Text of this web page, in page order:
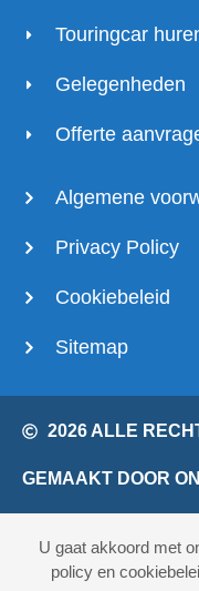
Touringcar
Gelegenheden
Offerte
Algemene
Privacy Policy
Cookiebeleid
Sitemap
2026 ALLE
GEMAAKT DOOR
U gaat akkoord met
policy en